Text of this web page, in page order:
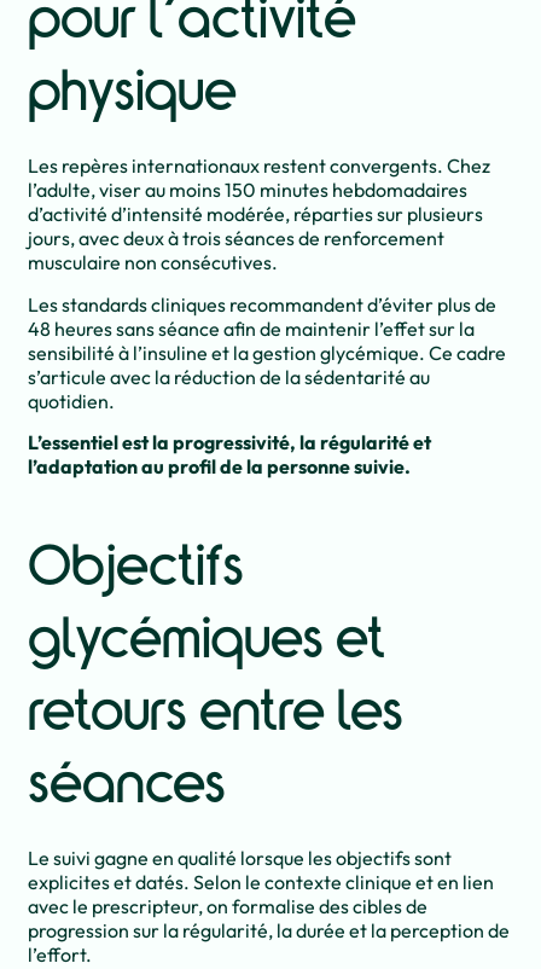
pour l’activité
physique
Les repères internationaux restent convergents. Chez
l’adulte, viser au moins 150 minutes hebdomadaires
d’activité d’intensité modérée, réparties sur plusieurs
jours, avec deux à trois séances de renforcement
musculaire non consécutives.
Les standards cliniques recommandent d’éviter plus de
48 heures sans séance afin de maintenir l’effet sur la
sensibilité à l’insuline et la gestion glycémique. Ce cadre
s’articule avec la réduction de la sédentarité au
quotidien.
L’essentiel est la progressivité, la régularité et
l’adaptation au profil de la personne suivie.
Objectifs
glycémiques et
retours entre les
séances
Le suivi gagne en qualité lorsque les objectifs sont
explicites et datés. Selon le contexte clinique et en lien
avec le prescripteur, on formalise des cibles de
progression sur la régularité, la durée et la perception de
l’effort.